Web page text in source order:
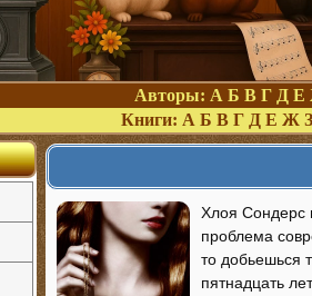
Авторы: А Б В Г Д Е
Книги: А Б В Г Д Е Ж З
Хлоя Сондерс
проблема
то добьешься
пятнадцать